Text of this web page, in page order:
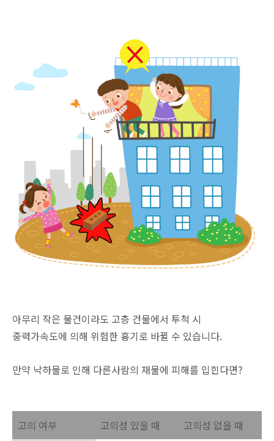
아무리 작은 물건이라도 고층 건물에서 투척 시
중력가속도에 의해 위험한 흉기로 바뀔 수 있습니다.
만약 낙하물로 인해 다른사람의 재물에 피해를 입힌다면?
고의 여부 고의성 있을 때 고의성 없을 때